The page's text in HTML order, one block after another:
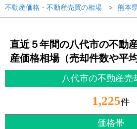
不動産価格・不動産売買の相場 熊本
直近５年間の八代市の不動
産価格相場（売却件数や平
八代市の不動産売
1,225件
価格帯